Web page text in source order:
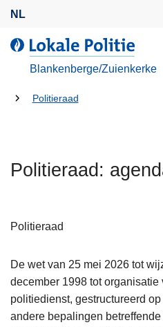
NL
d
o
e
l
i
e
Blankenberge/Zuienkerke
U
Politieraad
Politieraad:
Politieraad
De wet van 25 mei 2026 tot
december 1998 tot
politiedienst, gestructureerd
andere bepalingen